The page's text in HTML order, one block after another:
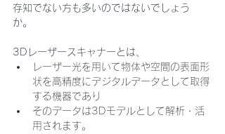
存知でない方も多いのではないでしょう
か。
3Dレーザースキャナーとは、
レーザー光を用いて物体や空間の表面形
状を高精度にデジタルデータとして取得
する機器であり
そのデータは3Dモデルとして解析・活
用されます。